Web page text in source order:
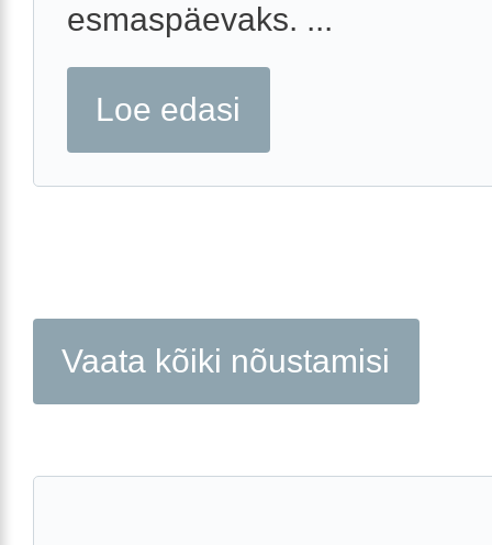
esmaspäevaks. ...
Loe edasi
Vaata kõiki nõustamisi